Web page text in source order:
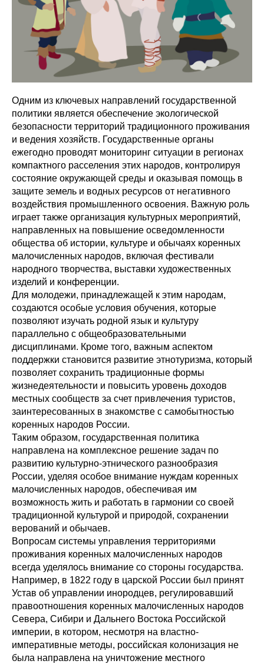
Одним из ключевых направлений государственной
политики является обеспечение экологической
безопасности территорий традиционного проживания
и ведения хозяйств. Государственные органы
ежегодно проводят мониторинг ситуации в регионах
компактного расселения этих народов, контролируя
состояние окружающей среды и оказывая помощь в
защите земель и водных ресурсов от негативного
воздействия промышленного освоения. Важную роль
играет также организация культурных мероприятий,
направленных на повышение осведомленности
общества об истории, культуре и обычаях коренных
малочисленных народов, включая фестивали
народного творчества, выставки художественных
изделий и конференции.
Для молодежи, принадлежащей к этим народам,
создаются особые условия обучения, которые
позволяют изучать родной язык и культуру
параллельно с общеобразовательными
дисциплинами. Кроме того, важным аспектом
поддержки становится развитие этнотуризма, который
позволяет сохранить традиционные формы
жизнедеятельности и повысить уровень доходов
местных сообществ за счет привлечения туристов,
заинтересованных в знакомстве с самобытностью
коренных народов России.
Таким образом, государственная политика
направлена на комплексное решение задач по
развитию культурно-этнического разнообразия
России, уделяя особое внимание нуждам коренных
малочисленных народов, обеспечивая им
возможность жить и работать в гармонии со своей
традиционной культурой и природой, сохранении
верований и обычаев.
Вопросам системы управления территориями
проживания коренных малочисленных народов
всегда уделялось внимание со стороны государства.
Например, в 1822 году в царской России был принят
Устав об управлении инородцев, регулировавший
правоотношения коренных малочисленных народов
Севера, Сибири и Дальнего Востока Российской
империи, в котором, несмотря на властно-
императивные методы, российская колонизация не
была направлена на уничтожение местного